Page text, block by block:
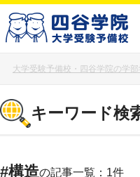
大学受験予備校・四谷学院の学
キーワード検
#構造の記事一覧：1件